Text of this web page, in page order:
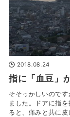
2018.08.24
指に「血豆」
そそっかしいので
ました。ドアに指
ると、痛みと共に